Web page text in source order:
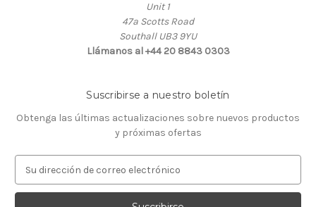
Unit 1
47a Scotts Road
Southall UB3 9YU
Llámanos al +44 20 8843 0303
Suscribirse a nuestro boletín
Obtenga las últimas actualizaciones sobre nuevos productos
y próximas ofertas
r